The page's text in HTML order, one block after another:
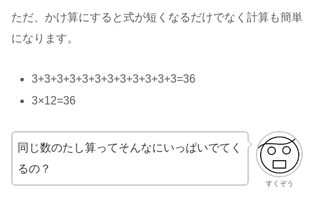
ただ、かけ算にすると式が短くなるだけでなく計算も簡単
になります。
3+3+3+3+3+3+3+3+3+3+3+3=36
3×12=36
すくぞう
同じ数のたし算ってそんなにいっぱいでてく
るの？